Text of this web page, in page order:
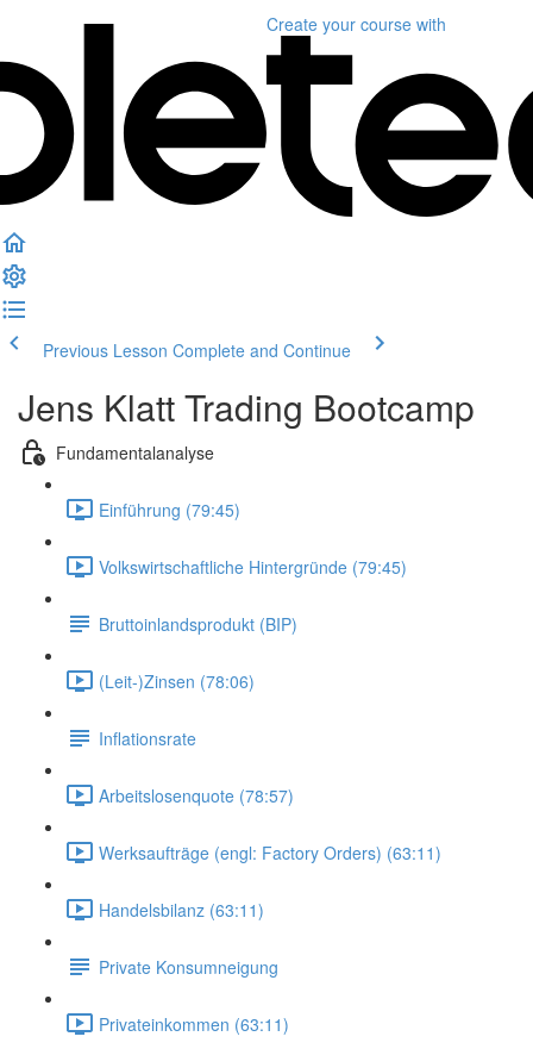
Create your course with
Previous Lesson Complete and Continue
Jens Klatt Trading Bootcamp
Fundamentalanalyse
Einführung (79:45)
Volkswirtschaftliche Hintergründe (79:45)
Bruttoinlandsprodukt (BIP)
(Leit-)Zinsen (78:06)
Inflationsrate
Arbeitslosenquote (78:57)
Werksaufträge (engl: Factory Orders) (63:11)
Handelsbilanz (63:11)
Private Konsumneigung
Privateinkommen (63:11)